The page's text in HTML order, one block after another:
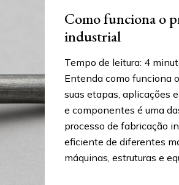
Como funciona o
industrial
Tempo de leitura: 4
Entenda como funciona
suas etapas, aplicações
e componentes é uma
processo de fabricação
eficiente de diferentes
máquinas, estruturas e